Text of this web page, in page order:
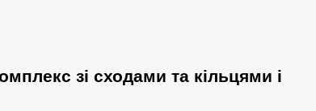
зі сходами та кільцями і